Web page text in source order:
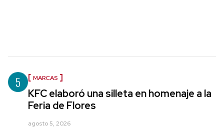
5 MARCAS
KFC elaboró una silleta en homenaje a la
Feria de Flores
agosto 5, 2026